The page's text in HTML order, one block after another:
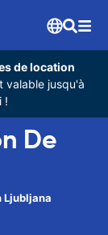
de location
valable jusqu'à
!
De
Ljubljana